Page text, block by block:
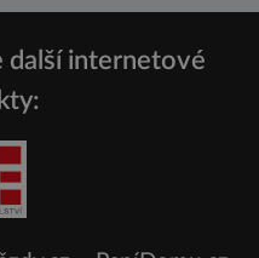
další internetové